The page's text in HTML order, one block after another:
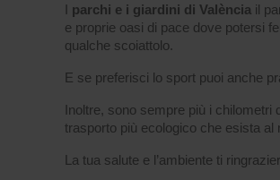
I parchi e i giardini di València il
e proprie oasi di pace dove potersi
qualche scoiattolo.
E se preferisci lo sport puoi anche
Inoltre, sono sempre più i chilometri
trasporto più ecologico che esista al
La tua salute e l’ambiente ti